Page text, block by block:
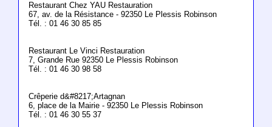
Restaurant Chez YAU Restauration
67, av. de la Résistance - 92350 Le Plessis Robinson
Tél. : 01 46 30 85 85
Restaurant Le Vinci Restauration
7, Grande Rue 92350 Le Plessis Robinson
Tél. : 01 46 30 98 58
Crêperie d&#8217;Artagnan
6, place de la Mairie - 92350 Le Plessis Robinson
Tél. : 01 46 30 55 37